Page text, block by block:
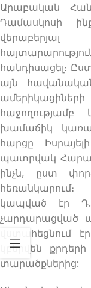
Արաբական
Դամասկոսի
հանդիսացել։
այն
խամաճիկ
հարցը
պատրվակ
ինչն, ըստ
կապված էր
չարդարացված
վստահեցնում
կբերվեն
տարածքներից: